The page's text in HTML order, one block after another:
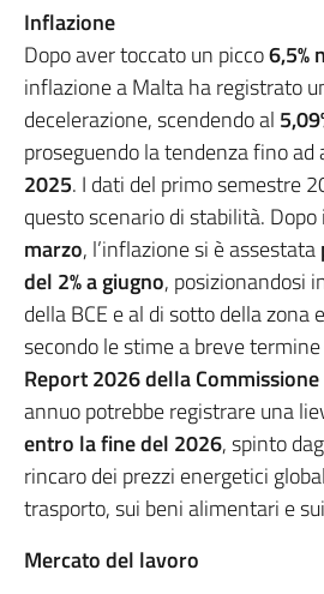
Inflazione
Dopo aver toccato un picco6,5%
inflazione a Malta ha registrato
decelerazione, scendendo al
proseguendo la tendenza fino ad
2025. I dati del primo semestre
questo scenario di stabilità. Dopo
marzo, l’inflazione si è assestata
del 2% a giugno, posizionandosi
della BCE e al di sotto della zona
secondo le stime a breve
Report 2026 della
annuo potrebbe registrare una
entro la fine del 2026, spinto
rincaro dei prezzi energetici
trasporto, sui beni alimentari e
Mercato del lavoro